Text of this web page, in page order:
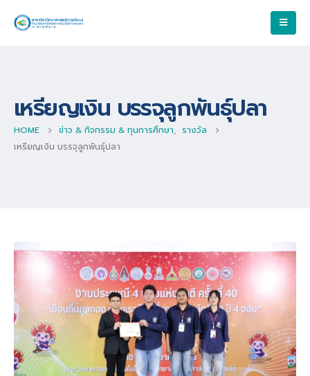
เหรียญเงิน บรรจุลูกพันธุ์ปลา
HOME ข่าว & กิจกรรม & ทุนการศึกษา, รางวัล
เหรียญเงิน บรรจุลูกพันธุ์ปลา